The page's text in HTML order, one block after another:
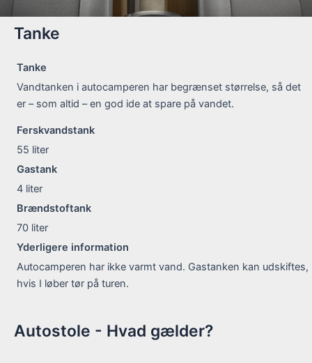
Tanke
Tanke
Vandtanken i autocamperen har begrænset størrelse, så det
er – som altid – en god ide at spare på vandet.
Ferskvandstank
55 liter
Gastank
4 liter
Brændstoftank
70 liter
Yderligere information
Autocamperen har ikke varmt vand. Gastanken kan udskiftes,
hvis I løber tør på turen.
Autostole - Hvad gælder?